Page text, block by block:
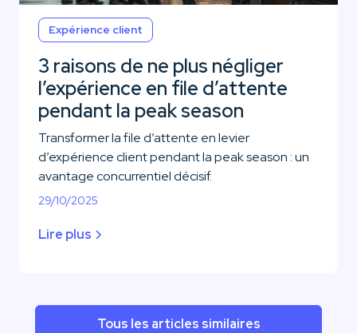
Expérience client
3 raisons de ne plus négliger
l’expérience en file d’attente
pendant la peak season
Transformer la file d’attente en levier
d’expérience client pendant la peak season : un
avantage concurrentiel décisif.
29/10/2025
Lire plus
Tous les articles similaires